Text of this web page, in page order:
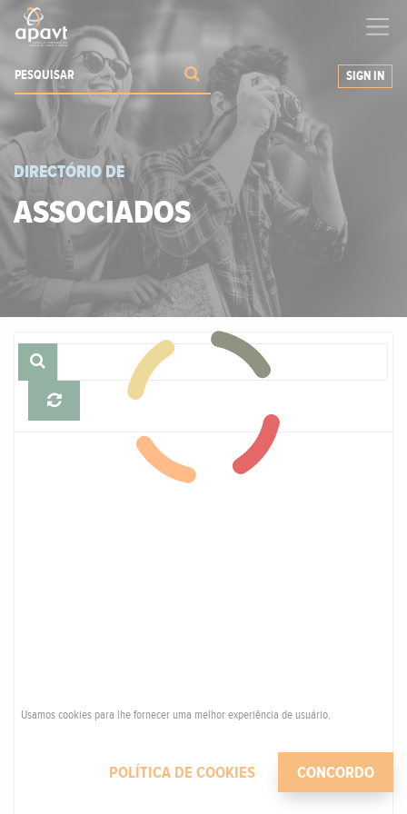
a expandir os seus negócios
SIGN IN
DIRECTÓRIO DE
ASSOCIADOS
Usamos cookies para lhe fornecer uma melhor experiência de usuário.
POLÍTICA DE COOKIES CONCORDO